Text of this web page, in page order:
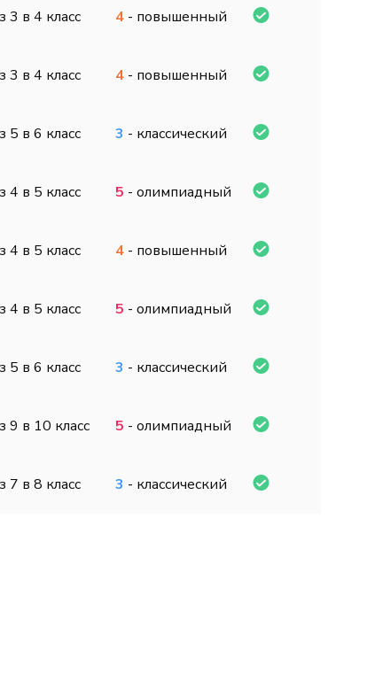
3 в 4 класс 4 - повышенный
3 в 4 класс 4 - повышенный
5 в 6 класс 3 - классический
4 в 5 класс 5 - олимпиадный
4 в 5 класс 4 - повышенный
4 в 5 класс 5 - олимпиадный
5 в 6 класс 3 - классический
9 в 10 класс 5 - олимпиадный
7 в 8 класс 3 - классический